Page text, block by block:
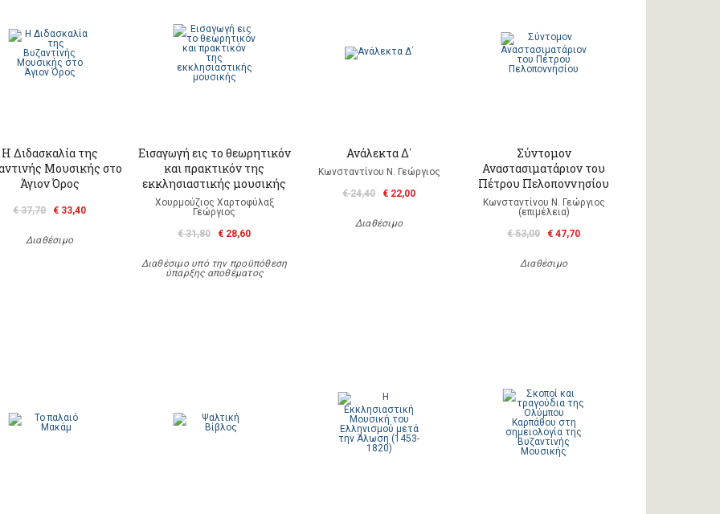
Η Διδασκαλία της
Μουσικής στο
Άγιον Όρος
€ 37,70 € 33,40
Διαθέσιμο
Εισαγωγή εις το θεωρητικόν
και πρακτικόν της
εκκλησιαστικής μουσικής
Χουρμούζιος Χαρτοφύλαξ
Γεώργιος
€ 31,80
€ 28,60
Διαθέσιμο υπό την προϋπόθεση
ύπαρξης αποθέματος
Ανάλεκτα Δ΄
Κωνσταντίνου Ν. Γεώργιος
€ 24,40
€ 22,00
Διαθέσιμο
Σύντομον
Αναστασιματάριον του
Πέτρου Πελοποννησίου
Κωνσταντίνου Ν. Γεώργιος
(επιμέλεια)
€ 53,00
€ 47,70
Διαθέσιμο